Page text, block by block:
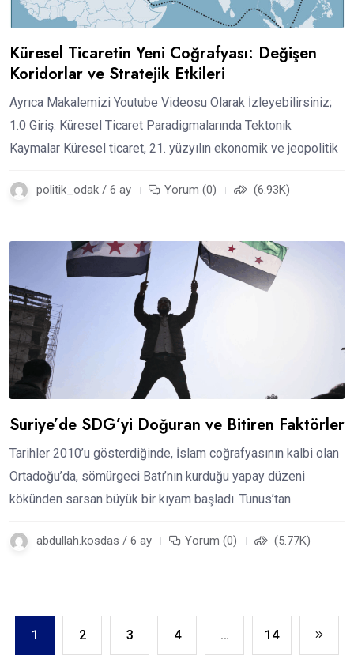
Küresel Ticaretin Yeni Coğrafyası: Değişen
Koridorlar ve Stratejik Etkileri
Ayrıca Makalemizi Youtube Videosu Olarak İzleyebilirsiniz;
1.0 Giriş: Küresel Ticaret Paradigmalarında Tektonik
Kaymalar Küresel ticaret, 21. yüzyılın ekonomik ve jeopolitik
politik_odak / 6 ay Yorum (0) (6.93K)
Suriye’de SDG’yi Doğuran ve Bitiren Faktörler
Tarihler 2010’u gösterdiğinde, İslam coğrafyasının kalbi olan
Ortadoğu’da, sömürgeci Batı’nın kurduğu yapay düzeni
kökünden sarsan büyük bir kıyam başladı. Tunus’tan
abdullah.kosdas / 6 ay Yorum (0) (5.77K)
1 2 3 4 … 14